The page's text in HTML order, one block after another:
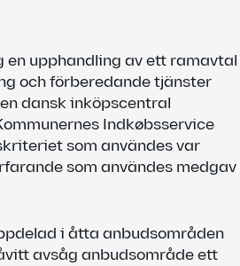
en upphandling av ett ramavtal
och förberedande tjänster
dansk inköpscentral
Indkøbsservice
som användes var
som användes medgav
i åtta anbudsområden
avsåg anbudsområde ett